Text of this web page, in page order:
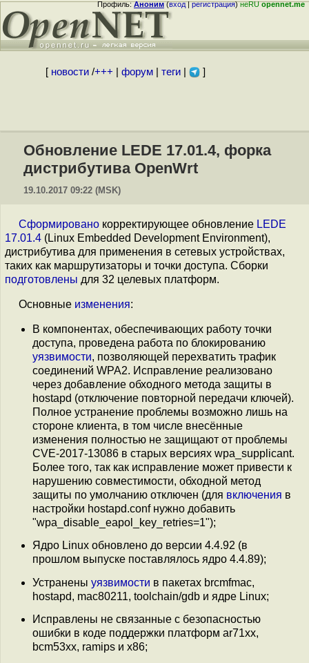
Профиль:Аноним(вход|регистрация)неRUopennet.me
[ новости/+++ форум| теги| ]
Обновление LEDE 17.01.4, форка
дистрибутива OpenWrt
19.10.2017 09:22 (MSK)
Сформировано корректирующее обновление LEDE
17.01.4 (Linux Embedded Development Environment),
дистрибутива для применения в сетевых устройствах,
таких как маршрутизаторы и точки доступа. Сборки
подготовлены для 32 целевых платформ.
Основные изменения:
В компонентах, обеспечивающих работу точки
доступа, проведена работа по блокированию
уязвимости, позволяющей перехватить трафик
соединений WPA2. Исправление реализовано
через добавление обходного метода защиты в
hostapd (отключение повторной передачи ключей).
Полное устранение проблемы возможно лишь на
стороне клиента, в том числе внесённые
изменения полностью не защищают от проблемы
CVE-2017-13086 в старых версиях wpa_supplicant.
Более того, так как исправление может привести к
нарушению совместимости, обходной метод
защиты по умолчанию отключен (для включения в
настройки hostapd.conf нужно добавить
"wpa_disable_eapol_key_retries=1");
Ядро Linux обновлено до версии 4.4.92 (в
прошлом выпуске поставлялось ядро 4.4.89);
Устранены уязвимости в пакетах brcmfmac,
hostapd, mac80211, toolchain/gdb и ядре Linux;
Исправлены не связанные с безопасностью
ошибки в коде поддержки платформ ar71xx,
bcm53xx, ramips и x86;